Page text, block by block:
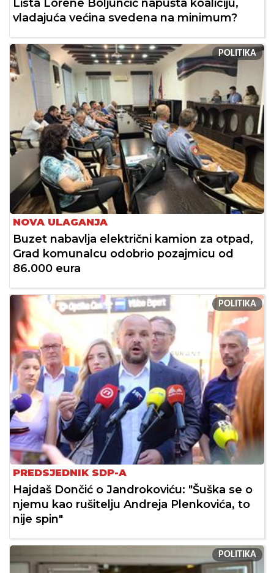
Lista Lorene Boljunčić napušta koaliciju,
vladajuća većina svedena na minimum?
POLITIKA
NOVA ULAGANJA
Buzet nabavlja električni kamion za otpad,
Grad komunalcu odobrio pozajmicu od
86.000 eura
POLITIKA
PREDSJEDNIK SDP-A
Hajdaš Dončić o Jandrokoviću: "Šuška se o
njemu kao rušitelju Andreja Plenkovića, to
nije spin"
POLITIKA